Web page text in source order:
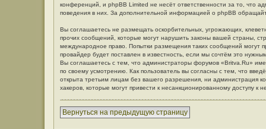
конференций, и phpBB Limited не несёт ответственности за то, что
поведения в них. За дополнительной информацией о phpBB
Вы соглашаетесь не размещать оскорбительных, угрожающих,
прочих сообщений, которые могут нарушить законы вашей страны,
международное право. Попытки размещения таких сообщений
провайдер будет поставлен в известность, если мы сочтём это
Вы соглашаетесь с тем, что администраторы форумов «Britva.Ru»
по своему усмотрению. Как пользователь вы согласны с тем, что
открыта третьим лицам без вашего разрешения, ни администрация
хакеров, которые могут привести к несанкционированному доступу к
Вернуться на предыдущую страницу